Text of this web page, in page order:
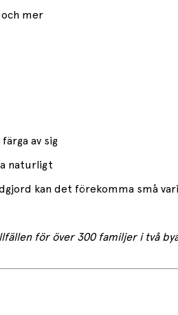
mer
av sig
naturligt
kan det förekomma små
för över 300 familjer i två